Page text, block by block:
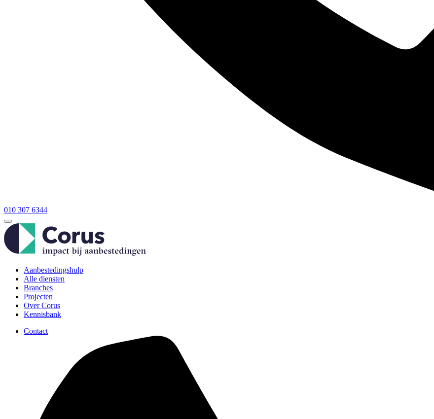
010 307 6344
Aanbestedingshulp
Alle diensten
Branches
Projecten
Over Corus
Kennisbank
Contact